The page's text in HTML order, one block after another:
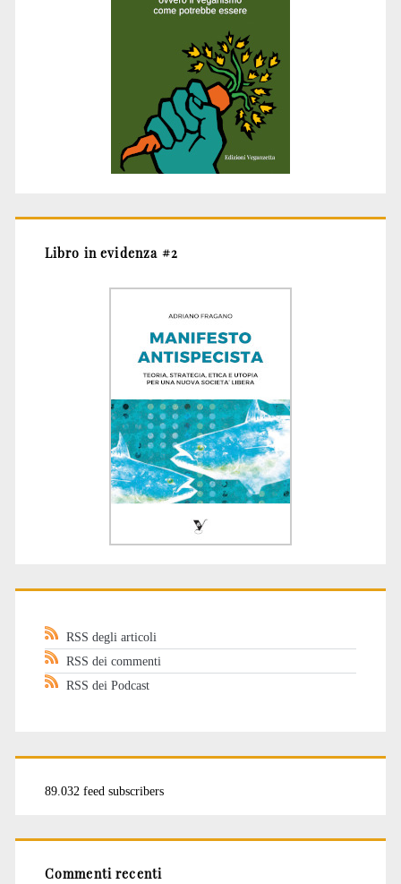
Libro in evidenza #2
RSS degli articoli
RSS dei commenti
RSS dei Podcast
89.032 feed subscribers
Commenti recenti